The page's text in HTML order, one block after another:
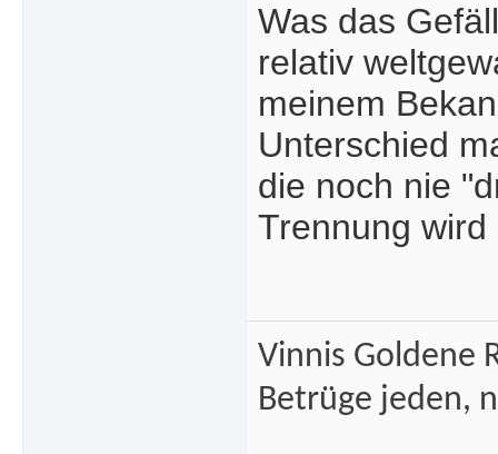
Was das
relativ
meinem
Unterschied
die noch nie
Trennung
Vinnis Goldene
Betrüge jeden,